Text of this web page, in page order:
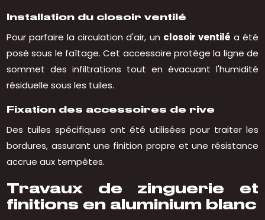
Installation du closoir ventilé
Pour parfaire la circulation d'air, un closoir ventilé a été
posé sous le faîtage. Cet accessoire protège la ligne de
sommet des infiltrations tout en évacuant l'humidité
résiduelle sous les tuiles.
Fixation des accessoires de rive
Des tuiles spécifiques ont été utilisées pour traiter les
bordures, assurant une finition propre et une résistance
accrue aux tempêtes.
Travaux de zinguerie et
finitions en aluminium blanc